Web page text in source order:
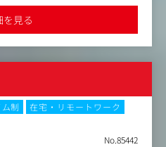
予実管理
での実施フォロー
ジ強化、特集の計画と展開
入
など外注先との折衝、進行管
を見る
制
在宅・リモートワーク
No.85442